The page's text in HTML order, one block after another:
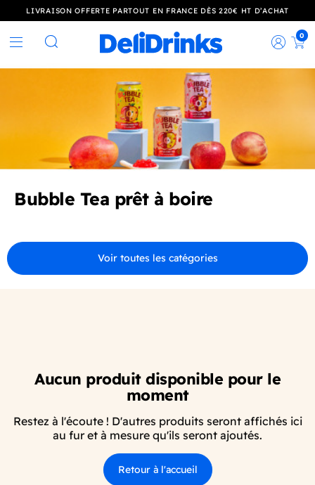
LIVRAISON OFFERTE PARTOUT EN FRANCE DÈS 220€ HT D’ACHAT
Rechercher
0
Bubble Tea prêt à boire
Voir toutes les catégories
Aucun produit disponible pour le
moment
Restez à l'écoute ! D'autres produits seront affichés ici
au fur et à mesure qu'ils seront ajoutés.
Retour à l'accueil